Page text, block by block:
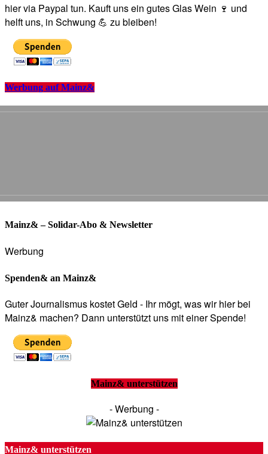
hier via Paypal tun. Kauft uns ein gutes Glas Wein 🍷 und
helft uns, in Schwung 💪 zu bleiben!
Werbung auf Mainz&
Mainz& – Solidar-Abo & Newsletter
Werbung
Spenden& an Mainz&
Guter Journalismus kostet Geld - Ihr mögt, was wir hier bei
Mainz& machen? Dann unterstützt uns mit einer Spende!
Mainz& unterstützen
- Werbung -
Mainz& unterstützen